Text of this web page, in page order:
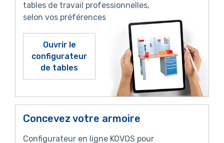
tables de travail professionnelles,
selon vos préférences
Ouvrir le
configurateur
de tables
Concevez votre armoire
Configurateur en ligne KOVOS pour